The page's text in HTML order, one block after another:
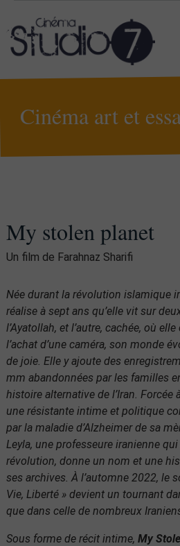
Cinéma art et
My stolen planet
Un film de Farahnaz Sharifi
Née durant la révolution islamique
réalise à sept ans qu’elle vit sur
l’Ayatollah, et l’autre, cachée, où
l’achat d’une caméra, son monde
de joie. Elle y ajoute des
mm abandonnées par les familles
histoire alternative de l’Iran. Forcée
une résistante intime et politique
par la maladie d’Alzheimer de sa
Leyla, une professeure iranienne
révolution, donne un nom et une
ses archives. À l’automne 2022, le
Vie, Liberté » devient un tournant
que dans celle de nombreux
Sous forme de récit intime, My